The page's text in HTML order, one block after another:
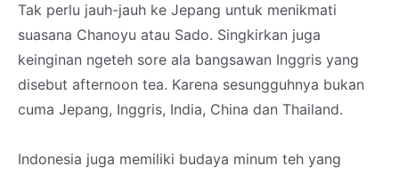
Tak perlu jauh-jauh ke Jepang untuk menikmati
suasana Chanoyu atau Sado. Singkirkan juga
keinginan ngeteh sore ala bangsawan Inggris yang
disebut afternoon tea. Karena sesungguhnya bukan
cuma Jepang, Inggris, India, China dan Thailand.
Indonesia juga memiliki budaya minum teh yang